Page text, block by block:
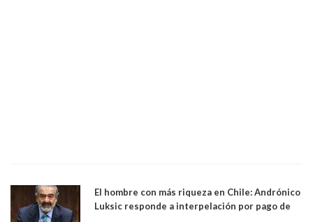
El hombre con más riqueza en Chile: Andrónico
Luksic responde a interpelación por pago de